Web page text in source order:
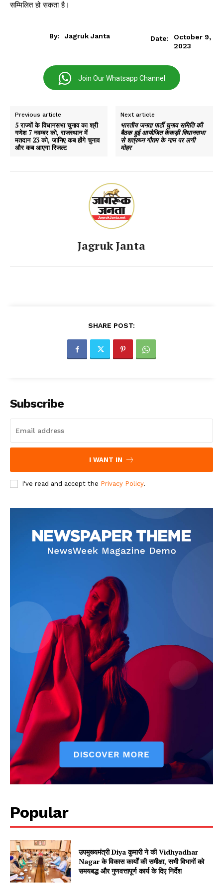
सम्मिलित हो सकता है।
By: Jagruk Janta Date:
October 9,
2023
Join Our Whatsapp Channel
Previous article
5 राज्यों के विधानसभा चुनाव का श्री
गणेश 7 नवम्बर को, राजस्थान में
मतदान 23 को, जानिए कब होंगे चुनाव
और कब आएगा रिजल्ट
Next article
भारतीय जनता पार्टी चुनाव समिति की
बैठक हुई आयोजित केकड़ी विधानसभा
से शत्रुघ्न गौतम के नाम पर लगी
मोहर
Jagruk Janta
SHARE POST:
Subscribe
I WANT IN
I've read and accept the Privacy Policy.
Popular
उपमुख्यमंत्री Diya कुमारी ने की Vidhyadhar
Nagar के विकास कार्यों की समीक्षा, सभी विभागों को
समयबद्ध और गुणवत्तापूर्ण कार्य के दिए निर्देश